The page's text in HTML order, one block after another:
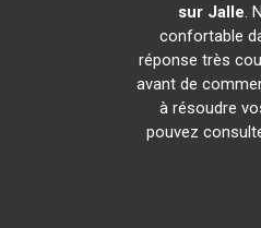
sur Jalle.
confortable
réponse très
avant de
à résoudre
pouvez